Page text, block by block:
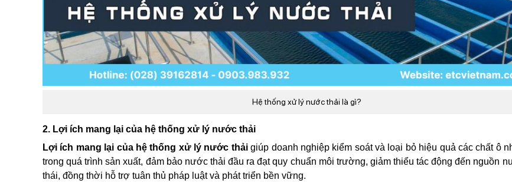
Hệ thống xử lý nước thải là gì?
2. Lợi ích mang lại của hệ thống xử lý nước thải
Lợi ích mang lại của hệ thống xử lý nước thảigiúp doanh nghiệp kiểm soát và loại bỏ hiệu quả các chất ô
trong quá trình sản xuất, đảm bảo nước thải đầu ra đạt quy chuẩn môi trường, giảm thiểu tác động đến nguồn
thái, đồng thời hỗ trợ tuân thủ pháp luật và phát triển bền vững.